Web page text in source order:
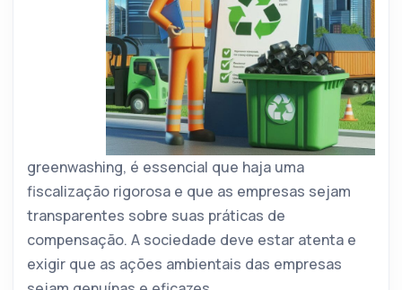
greenwashing, é essencial que haja uma
fiscalização rigorosa e que as empresas sejam
transparentes sobre suas práticas de
compensação. A sociedade deve estar atenta e
exigir que as ações ambientais das empresas